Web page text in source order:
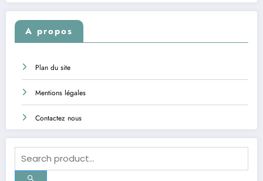
A propos
Plan du site
Mentions légales
Contactez nous